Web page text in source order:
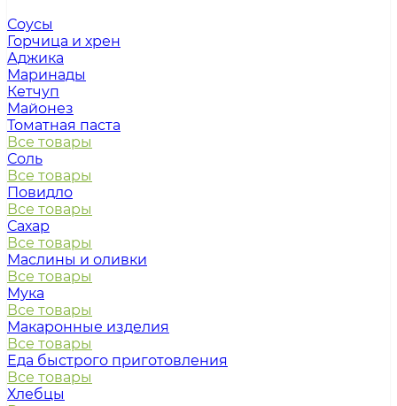
Соусы
Горчица и хрен
Аджика
Маринады
Кетчуп
Майонез
Томатная паста
Все товары
Соль
Все товары
Повидло
Все товары
Сахар
Все товары
Маслины и оливки
Все товары
Мука
Все товары
Макаронные изделия
Все товары
Еда быстрого приготовления
Все товары
Хлебцы